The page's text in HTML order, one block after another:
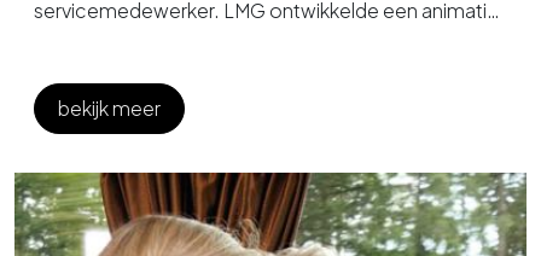
servicemedewerker. LMG ontwikkelde een animatie
bekijk meer